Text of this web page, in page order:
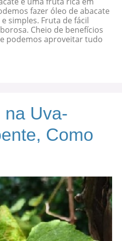
fazer óleo de abacate
simples. Fruta de fácil
Cheio de benefícios
podemos aproveitar tudo
na Uva-
Como